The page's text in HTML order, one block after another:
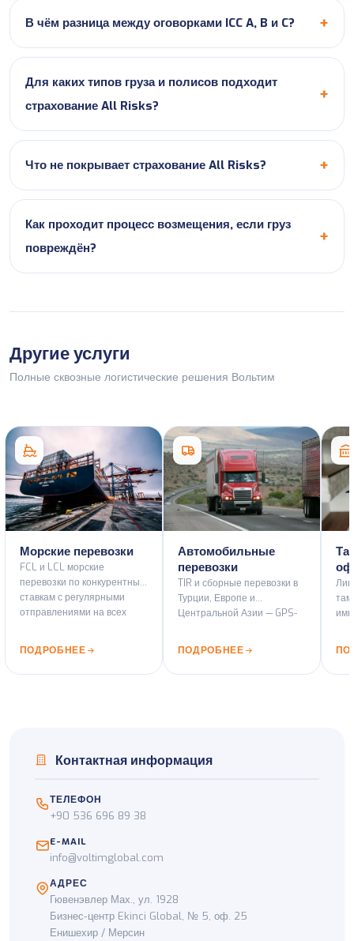
В чём разница между оговорками ICC A, B и C?
Для каких типов груза и полисов подходит
страхование All Risks?
Что не покрывает страхование All Risks?
Как проходит процесс возмещения, если груз
повреждён?
Другие услуги
Полные сквозные логистические решения Вольтим
Морские перевозки
FCL и LCL морские
перевозки по конкурентным
ставкам с регулярными
отправлениями на всех
ПОДРОБНЕЕ
Автомобильные
перевозки
TIR и сборные перевозки в
Турции, Европе и
Центральной Азии — GPS-
сертифицированные
автомобили.
ПОДРОБНЕЕ
Контактная информация
ТЕЛЕФОН
+90 536 696 89 38
E-MAIL
info@voltimglobal.com
АДРЕС
Гювенэвлер Мах., ул. 1928
Бизнес-центр Ekinci Global, № 5, оф. 25
Енишехир / Мерсин